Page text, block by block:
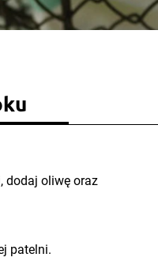
dodaj oliwę oraz
patelni.